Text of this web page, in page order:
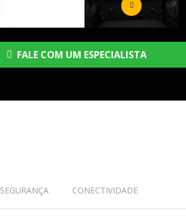
FALE COM UM ESPECIALISTA
SEGURANÇA CONECTIVIDADE